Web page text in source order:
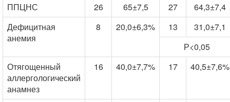
ППЦНС
26 65±7,5 27
64,3±7,4
Дефицитная
анемия
8 20,0±6,3% 13
31,0±7,1
Р<0,05
Отягощенный
аллергологический
анамнез
16 40,0±7,7% 17 40,5±7,6%